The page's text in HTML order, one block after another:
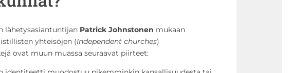
lähetysasiantuntijan Patrick Johnstonen mukaan
yhteisöjen (Independent churches)
ovat muun muassa seuraavat piirteet: